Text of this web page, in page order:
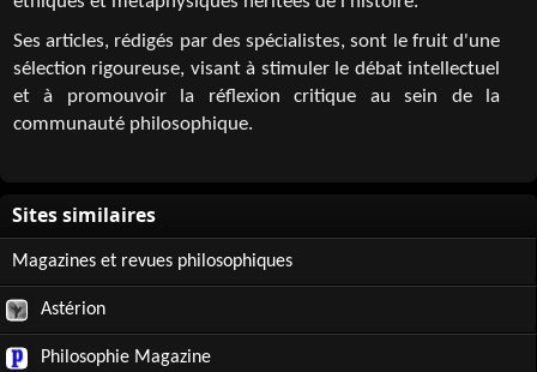
Ses articles, rédigés par des spécialistes, sont le fruit d'une
sélection rigoureuse, visant à stimuler le débat intellectuel
et à promouvoir la réflexion critique au sein de la
communauté philosophique.
Magazines et revues philosophiques
Astérion
Philosophie Magazine